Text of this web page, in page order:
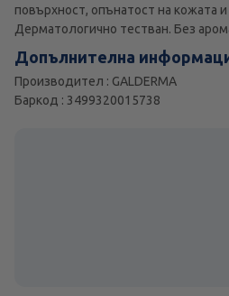
повърхност, опънатост на кожата
Дерматологично тестван. Без
Допълнителна
Производител : GALDERMA
Баркод : 3499320015738